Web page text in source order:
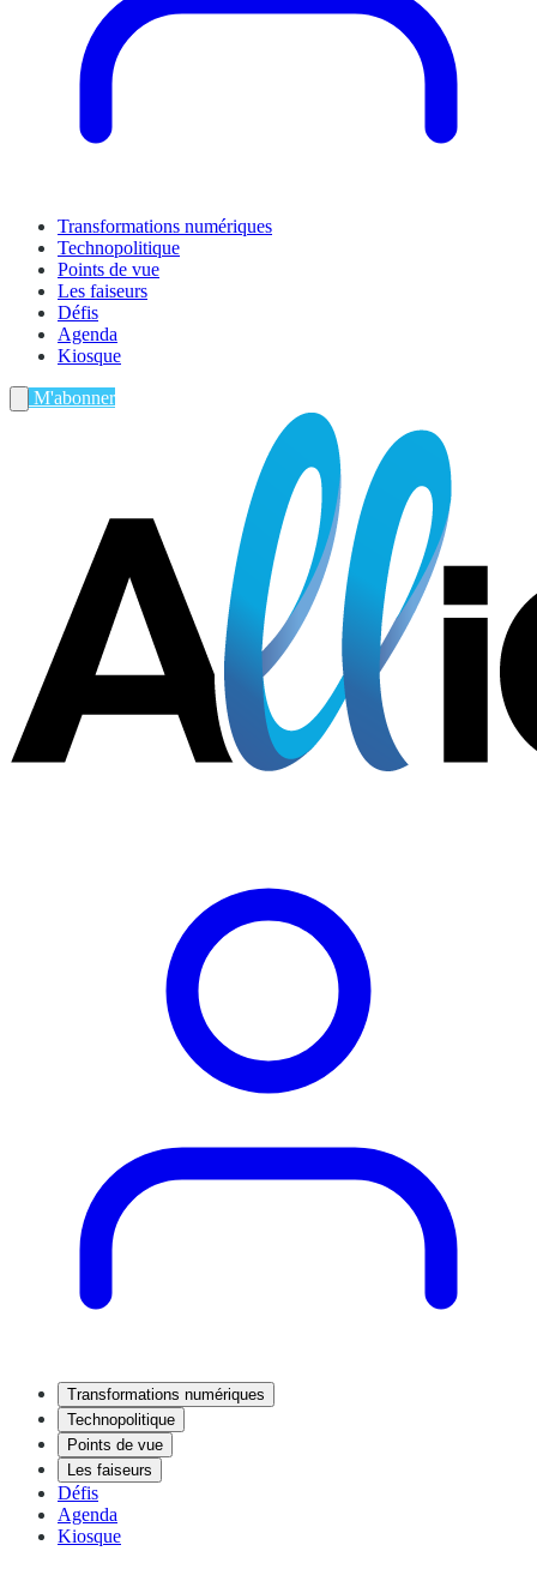
Transformations numériques
Technopolitique
Points de vue
Les faiseurs
Défis
Agenda
Kiosque
M'abonner
Transformations numériques
Technopolitique
Points de vue
Les faiseurs
Défis
Agenda
Kiosque